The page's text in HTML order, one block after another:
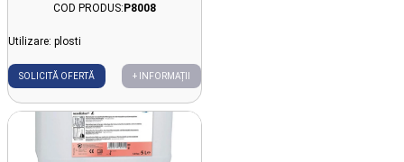
COD PRODUS:P8008
Utilizare: plosti
SOLICITĂ OFERTĂ + INFORMAȚII